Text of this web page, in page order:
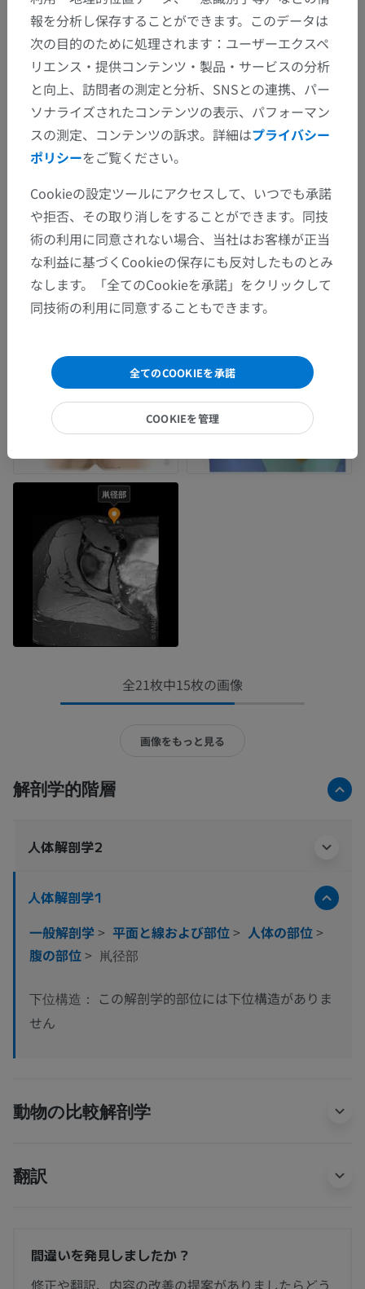
全21枚中15枚の画像
画像をもっと見る
解剖学的階層
人体解剖学2
人体解剖学1
一般解剖学 > 平面と線および部位> 人体の部位>
腹の部位> 鼡径部
下位構造：
この解剖学的部位には下位構造がありま
せん
動物の比較解剖学
翻訳
間違いを発見しましたか？
修正や翻訳、内容の改善の提案がありましたらどう
報を分析し保存することができます。このデータは
次の目的のために処理されます：ユーザーエクスペ
リエンス・提供コンテンツ・製品・サービスの分析
と向上、訪問者の測定と分析、SNSとの連携、パー
ソナライズされたコンテンツの表示、パフォーマン
スの測定、コンテンツの訴求。詳細はプライバシー
ポリシーをご覧ください。
Cookieの設定ツールにアクセスして、いつでも承諾
や拒否、その取り消しをすることができます。同技
術の利用に同意されない場合、当社はお客様が正当
な利益に基づくCookieの保存にも反対したものとみ
なします。「全てのCookieを承諾」をクリックして
同技術の利用に同意することもできます。
全てのCOOKIEを承諾
COOKIEを管理